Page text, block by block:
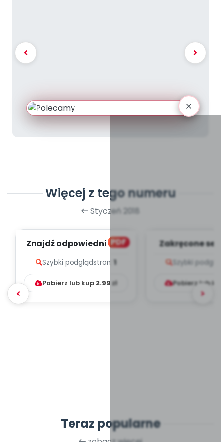
Więcej z tego numeru
Styczeń 2018
PDF
Znajdź odpowiedni cień
Szybki podglądstron: 1
Pobierz lub kup 2.99 zł
Zakręcone
Szybki
Pobierz lub
Teraz popularne